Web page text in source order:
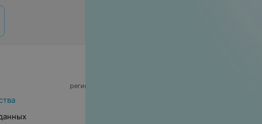
регистрирующий орган - Минский горисполком